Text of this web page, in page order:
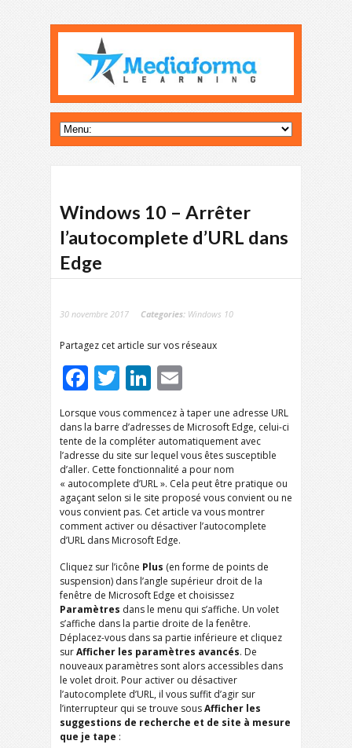
Windows 10 – Arrêter
l’autocomplete d’URL dans
Edge
30 novembre 2017 Categories: Windows 10
Partagez cet article sur vos réseaux
Facebook
TwitterLinkedIn
Lorsque vous commencez à taper une adresse URL
dans la barre d’adresses de Microsoft Edge, celui-ci
tente de la compléter automatiquement avec
l’adresse du site sur lequel vous êtes susceptible
d’aller. Cette fonctionnalité a pour nom
« autocomplete d’URL ». Cela peut être pratique ou
agaçant selon si le site proposé vous convient ou ne
vous convient pas. Cet article va vous montrer
comment activer ou désactiver l’autocomplete
d’URL dans Microsoft Edge.
Cliquez sur l’icône Plus (en forme de points de
suspension) dans l’angle supérieur droit de la
fenêtre de Microsoft Edge et choisissez
Paramètres dans le menu qui s’affiche. Un volet
s’affiche dans la partie droite de la fenêtre.
Déplacez-vous dans sa partie inférieure et cliquez
surAfficher les paramètres avancés. De
nouveaux paramètres sont alors accessibles dans
le volet droit. Pour activer ou désactiver
l’autocomplete d’URL, il vous suffit d’agir sur
l’interrupteur qui se trouve sousAfficher les
suggestions de recherche et de site à mesure
que je tape :